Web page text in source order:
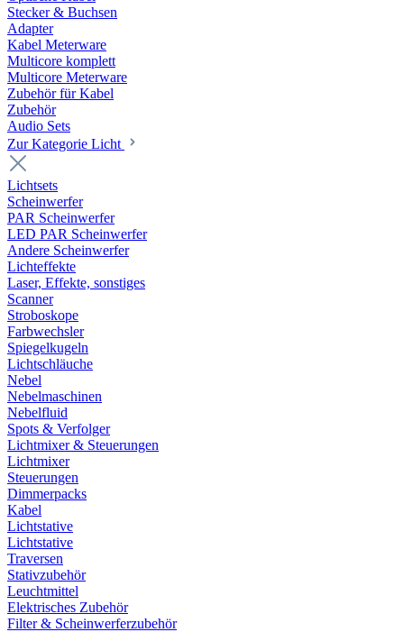
Stecker & Buchsen
Adapter
Kabel Meterware
Multicore komplett
Multicore Meterware
Zubehör für Kabel
Zubehör
Audio Sets
Zur Kategorie Licht
Lichtsets
Scheinwerfer
PAR Scheinwerfer
LED PAR Scheinwerfer
Andere Scheinwerfer
Lichteffekte
Laser, Effekte, sonstiges
Scanner
Stroboskope
Farbwechsler
Spiegelkugeln
Lichtschläuche
Nebel
Nebelmaschinen
Nebelfluid
Spots & Verfolger
Lichtmixer & Steuerungen
Lichtmixer
Steuerungen
Dimmerpacks
Kabel
Lichtstative
Lichtstative
Traversen
Stativzubehör
Leuchtmittel
Elektrisches Zubehör
Filter & Scheinwerferzubehör